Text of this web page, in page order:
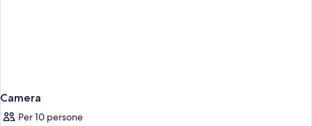
Camera
Per 10 persone